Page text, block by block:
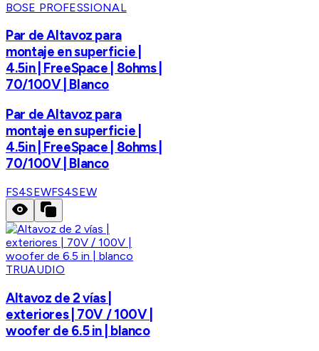
BOSE PROFESSIONAL
Par de Altavoz para
montaje en superficie |
4.5in | FreeSpace | 8ohms |
70/100V | Blanco
Par de Altavoz para
montaje en superficie |
4.5in | FreeSpace | 8ohms |
70/100V | Blanco
FS4SEWFS4SEW
TRUAUDIO
Altavoz de 2 vías |
exteriores | 70V / 100V |
woofer de 6.5 in | blanco